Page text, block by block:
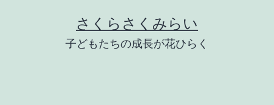
さくらさくみらい
子どもたちの成長が花ひらく